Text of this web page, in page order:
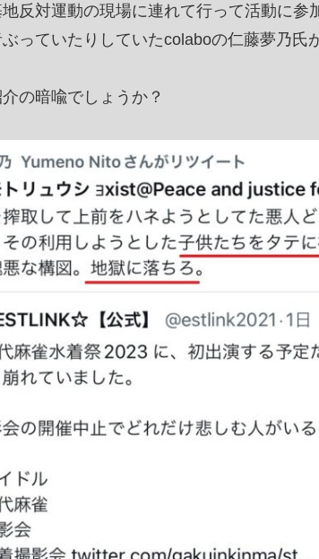
反対運動の現場に連れて行って活動に参
っていたりしていたcolaboの仁藤夢乃氏
の暗喩でしょうか？